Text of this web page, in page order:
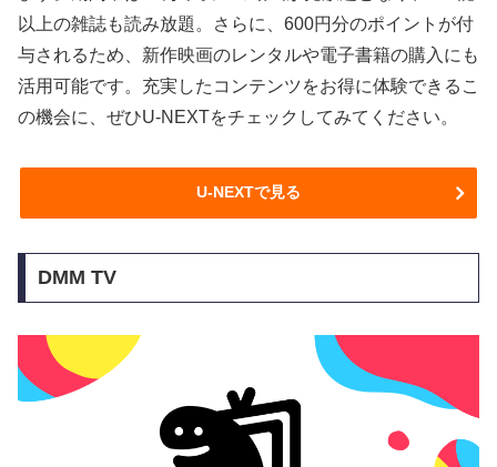
以上の雑誌も読み放題。さらに、600円分のポイントが付
与されるため、新作映画のレンタルや電子書籍の購入にも
活用可能です。充実したコンテンツをお得に体験できるこ
の機会に、ぜひU-NEXTをチェックしてみてください。
U-NEXTで見る
DMM TV